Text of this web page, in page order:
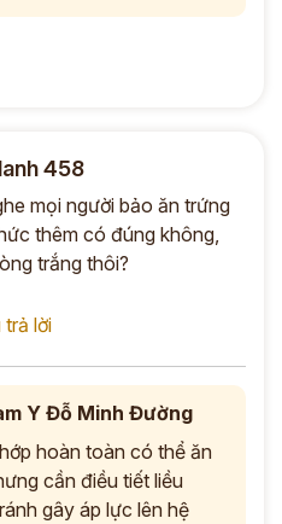
458
mọi người bảo ăn trứng
thêm có đúng không,
trắng thôi?
trả lời
Y Đỗ Minh Đường
hoàn toàn có thể ăn
cần điều tiết liều
gây áp lực lên hệ